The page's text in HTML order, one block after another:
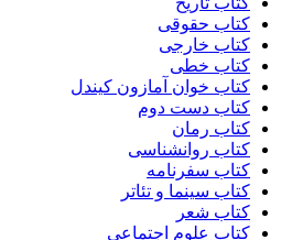
کتاب حقوقی
کتاب خارجی
کتاب خطی
کتاب خوان آمازون کیندل
کتاب دست دوم
کتاب رمان
کتاب روانشناسی
کتاب سفرنامه
کتاب سینما و تئاتر
کتاب شعر
کتاب علوم اجتماعی